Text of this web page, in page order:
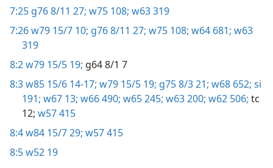
7:25 g76 8/11 27; w75 108; w63 319
7:26w79 15/7 10; g76 8/11 27; w75 108; w64 681; w63
319
8:2w79 15/5 19; g64 8/1 7
8:3w85 15/6 14-17; w79 15/5 19; g75 8/3 21; w68 652; si
191; w67 13; w66 490; w65 245; w63 200; w62 506; tc
12; w57 415
8:4w84 15/7 29; w57 415
8:5w52 19